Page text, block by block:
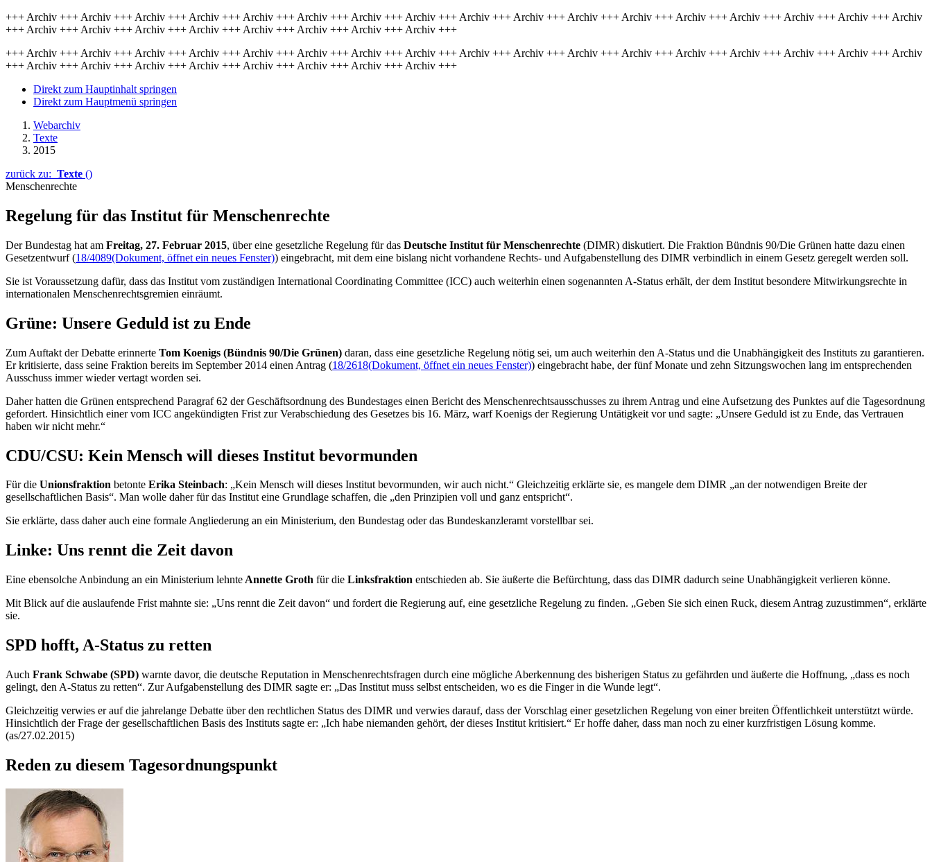
+++ Archiv +++ Archiv +++ Archiv +++ Archiv +++ Archiv +++ Archiv +++ Archiv +++ Archiv +++ Archiv +++ Archiv +++ Archiv +++ Archiv +++ Archiv +++ Archiv +++ Archiv +++ Archiv +++ Archiv
+++ Archiv +++ Archiv +++ Archiv +++ Archiv +++ Archiv +++ Archiv +++ Archiv +++ Archiv +++
+++ Archiv +++ Archiv +++ Archiv +++ Archiv +++ Archiv +++ Archiv +++ Archiv +++ Archiv +++ Archiv +++ Archiv +++ Archiv +++ Archiv +++ Archiv +++ Archiv +++ Archiv +++ Archiv +++ Archiv
+++ Archiv +++ Archiv +++ Archiv +++ Archiv +++ Archiv +++ Archiv +++ Archiv +++ Archiv +++
Direkt zum Hauptinhalt springen
Direkt zum Hauptmenü springen
Webarchiv
Texte
2015
zurück zu: Texte ()
Menschenrechte
Regelung für das Institut für Menschenrechte
Der Bundestag hat am Freitag, 27. Februar 2015, über eine gesetzliche Regelung für das Deutsche Institut für Menschenrechte (DIMR) diskutiert. Die Fraktion Bündnis 90/Die Grünen hatte dazu einen
Gesetzentwurf (18/4089(Dokument, öffnet ein neues Fenster)) eingebracht, mit dem eine bislang nicht vorhandene Rechts- und Aufgabenstellung des DIMR verbindlich in einem Gesetz geregelt werden soll.
Sie ist Voraussetzung dafür, dass das Institut vom zuständigen International Coordinating Committee (ICC) auch weiterhin einen sogenannten A-Status erhält, der dem Institut besondere Mitwirkungsrechte in
internationalen Menschenrechtsgremien einräumt.
Grüne: Unsere Geduld ist zu Ende
Zum Auftakt der Debatte erinnerte Tom Koenigs (Bündnis 90/Die Grünen) daran, dass eine gesetzliche Regelung nötig sei, um auch weiterhin den A-Status und die Unabhängigkeit des Instituts zu garantieren.
Er kritisierte, dass seine Fraktion bereits im September 2014 einen Antrag (18/2618(Dokument, öffnet ein neues Fenster)) eingebracht habe, der fünf Monate und zehn Sitzungswochen lang im entsprechenden
Ausschuss immer wieder vertagt worden sei.
Daher hatten die Grünen entsprechend Paragraf 62 der Geschäftsordnung des Bundestages einen Bericht des Menschenrechtsausschusses zu ihrem Antrag und eine Aufsetzung des Punktes auf die Tagesordnung
gefordert. Hinsichtlich einer vom ICC angekündigten Frist zur Verabschiedung des Gesetzes bis 16. März, warf Koenigs der Regierung Untätigkeit vor und sagte: „Unsere Geduld ist zu Ende, das Vertrauen
haben wir nicht mehr.“
CDU/CSU: Kein Mensch will dieses Institut bevormunden
Für die Unionsfraktion betonte Erika Steinbach: „Kein Mensch will dieses Institut bevormunden, wir auch nicht.“ Gleichzeitig erklärte sie, es mangele dem DIMR „an der notwendigen Breite der
gesellschaftlichen Basis“. Man wolle daher für das Institut eine Grundlage schaffen, die „den Prinzipien voll und ganz entspricht“.
Sie erklärte, dass daher auch eine formale Angliederung an ein Ministerium, den Bundestag oder das Bundeskanzleramt vorstellbar sei.
Linke: Uns rennt die Zeit davon
Eine ebensolche Anbindung an ein Ministerium lehnte Annette Groth für die Linksfraktion entschieden ab. Sie äußerte die Befürchtung, dass das DIMR dadurch seine Unabhängigkeit verlieren könne.
Mit Blick auf die auslaufende Frist mahnte sie: „Uns rennt die Zeit davon“ und fordert die Regierung auf, eine gesetzliche Regelung zu finden. „Geben Sie sich einen Ruck, diesem Antrag zuzustimmen“, erklärte
sie.
SPD hofft, A-Status zu retten
Auch Frank Schwabe (SPD) warnte davor, die deutsche Reputation in Menschenrechtsfragen durch eine mögliche Aberkennung des bisherigen Status zu gefährden und äußerte die Hoffnung, „dass es noch
gelingt, den A-Status zu retten“. Zur Aufgabenstellung des DIMR sagte er: „Das Institut muss selbst entscheiden, wo es die Finger in die Wunde legt“.
Gleichzeitig verwies er auf die jahrelange Debatte über den rechtlichen Status des DIMR und verwies darauf, dass der Vorschlag einer gesetzlichen Regelung von einer breiten Öffentlichkeit unterstützt würde.
Hinsichtlich der Frage der gesellschaftlichen Basis des Instituts sagte er: „Ich habe niemanden gehört, der dieses Institut kritisiert.“ Er hoffe daher, dass man noch zu einer kurzfristigen Lösung komme.
(as/27.02.2015)
Reden zu diesem Tagesordnungspunkt